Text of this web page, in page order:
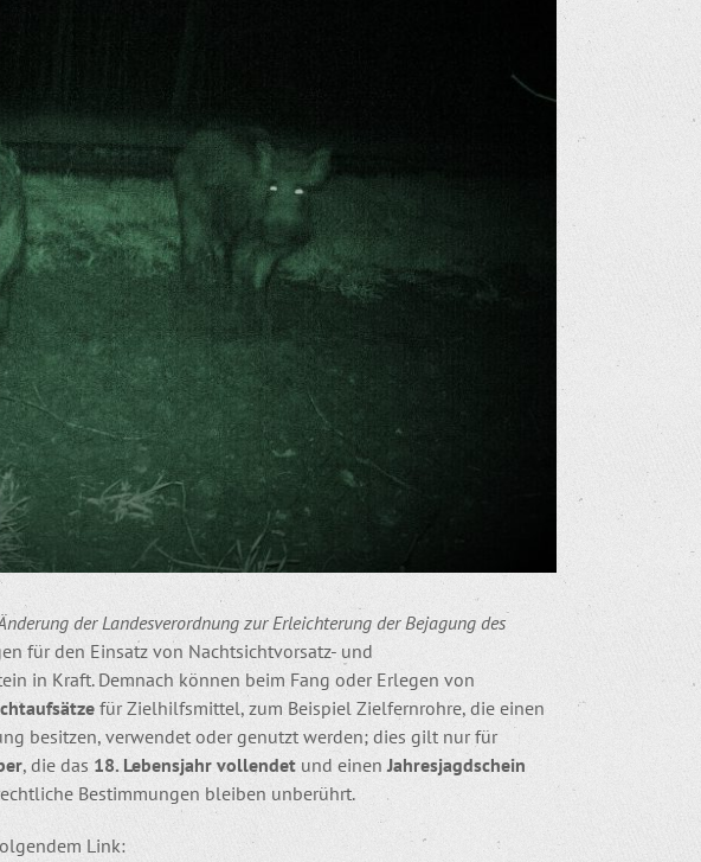
der Landesverordnung zur Erleichterung der Bejagung des
für den Einsatz von Nachtsichtvorsatz- und
in Kraft. Demnach können beim Fang oder Erlegen von
für Zielhilfsmittel, zum Beispiel Zielfernrohre, die einen
besitzen, verwendet oder genutzt werden; dies gilt nur für
, die das 18. Lebensjahr vollendet und einenJahresjagdschein
Bestimmungen bleiben unberührt.
Link: